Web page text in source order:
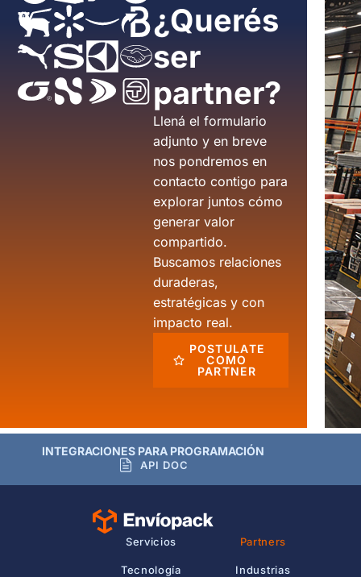
¿Querés
ser
partner?
Llená el formulario
adjunto y en breve
nos pondremos en
contacto contigo para
explorar juntos cómo
generar valor
compartido.
Buscamos relaciones
duraderas,
estratégicas y con
impacto real.
POSTULATE
COMO
PARTNER
INTEGRACIONES PARA PROGRAMACIÓN
API DOC
Servicios Partners
Tecnología Industrias